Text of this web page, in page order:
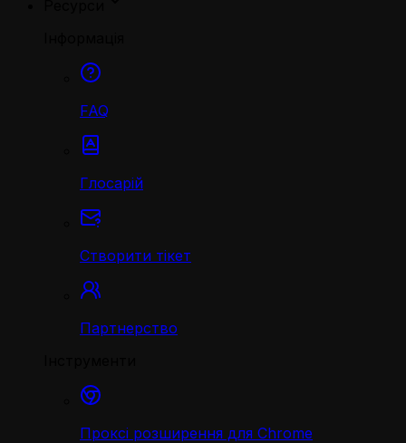
FAQ
Глосарій
Створити тікет
Партнерство
Проксі розширення для Chrome